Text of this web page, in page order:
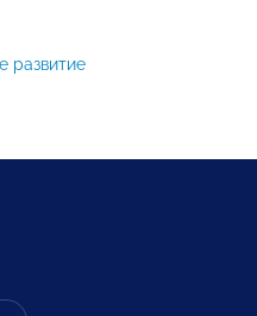
развитие